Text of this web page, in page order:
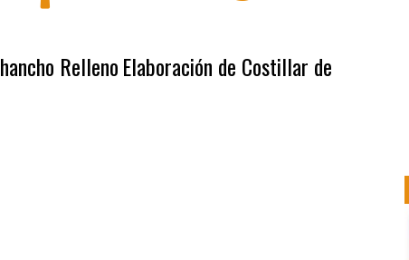
RellenoElaboración de Costillar de